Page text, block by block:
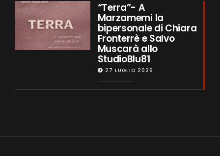
“Terra”- A
Marzamemi la
bipersonale di Chiara
Fronterrè e Salvo
Muscarà allo
StudioBlu81
27 LUGLIO 2026